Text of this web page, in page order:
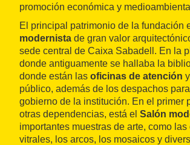
promoción económica y
El principal patrimonio de la fundación
modernista de gran valor
sede central de Caixa Sabadell. En la
donde antiguamente se hallaba la
donde están las oficinas de atención
público, además de los despachos
gobierno de la institución. En el primer
otras dependencias, está el Salón
importantes muestras de arte, como
vitrales, los arcos, los mosaicos y